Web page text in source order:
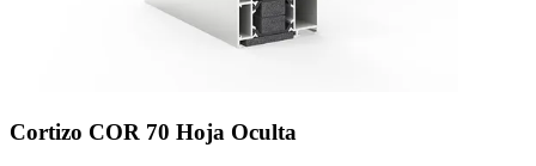
Cortizo COR 70 Hoja Oculta